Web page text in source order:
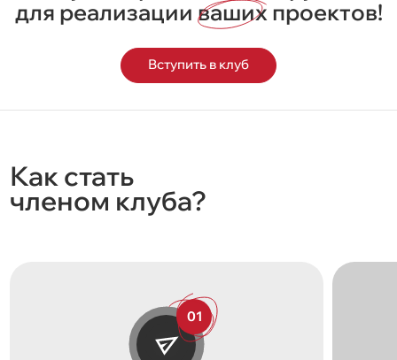
для реализации ваших проектов!
Вступить в клуб
Как стать
членом клуба?